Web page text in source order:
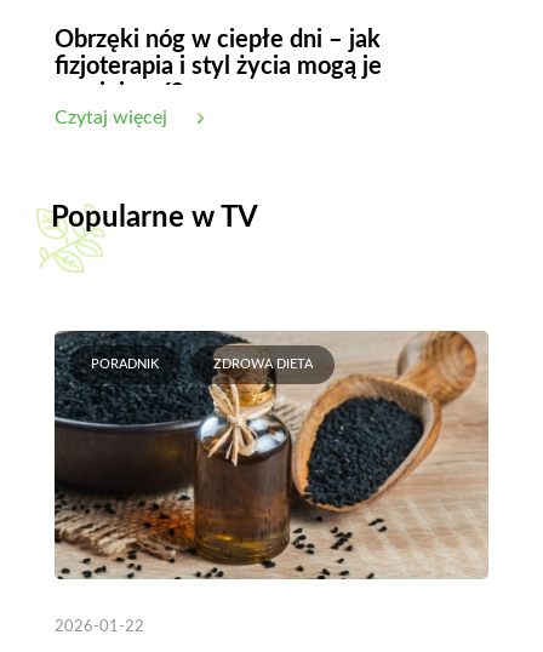
Obrzęki nóg w ciepłe dni – jak
fizjoterapia i styl życia mogą je
zmniejszyć?
Czytaj więcej
Popularne w TV
PORADNIK ZDROWA DIETA
2026-01-22